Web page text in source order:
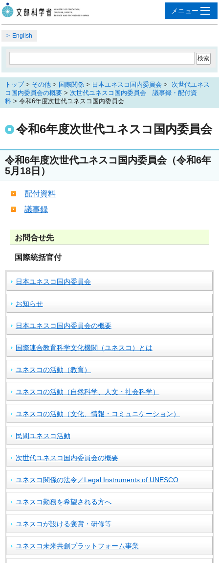
English
トップ> その他 > 国際関係 > 日本ユネスコ国内委員会 >
次世代ユネス
コ国内委員会の概要 > 次世代ユネスコ国内委員会 議事録・配付資
料 > 令和6年度次世代ユネスコ国内委員会
令和6年度次世代ユネスコ国内委員会
令和6年度次世代ユネスコ国内委員会（令和6年
5月18日）
配付資料
議事録
お問合せ先
国際統括官付
日本ユネスコ国内委員会
お知らせ
日本ユネスコ国内委員会の概要
国際連合教育科学文化機関（ユネスコ）とは
ユネスコの活動（教育）
ユネスコの活動（自然科学、人文・社会科学）
ユネスコの活動（文化、情報・コミュニケーション）
民間ユネスコ活動
次世代ユネスコ国内委員会の概要
ユネスコ関係の法令／Legal Instruments of UNESCO
ユネスコ勤務を希望される方へ
ユネスコが設ける褒賞・研修等
ユネスコ未来共創プラットフォーム事業